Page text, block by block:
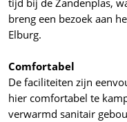
tijd bij de Zandenplas,
breng een bezoek aan
Elburg.
Comfortabel
De faciliteiten zijn
hier comfortabel te
verwarmd sanitair